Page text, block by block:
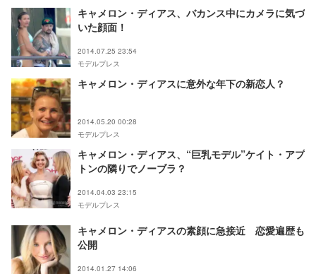
キャメロン・ディアス、バカンス中にカメラに気づ
いた顔面！
2014.07.25 23:54
モデルプレス
キャメロン・ディアスに意外な年下の新恋人？
2014.05.20 00:28
モデルプレス
キャメロン・ディアス、“巨乳モデル”ケイト・アプ
トンの隣りでノーブラ？
2014.04.03 23:15
モデルプレス
キャメロン・ディアスの素顔に急接近 恋愛遍歴も
公開
2014.01.27 14:06